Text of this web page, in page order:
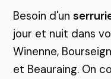
Besoin d'un
jour et nuit dans
Winenne,
et Beauraing. On